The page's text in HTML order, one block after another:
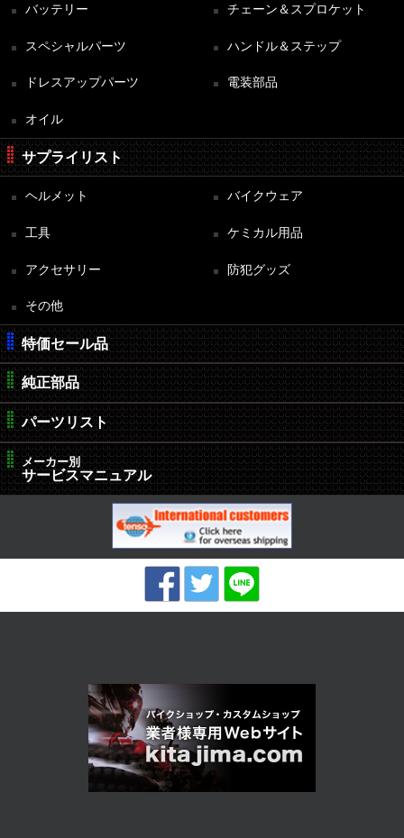
バッテリー チェーン＆スプロケット
スペシャルパーツ ハンドル＆ステップ
ドレスアップパーツ 電装部品
オイル
サプライリスト
ヘルメット バイクウェア
工具 ケミカル用品
アクセサリー 防犯グッズ
その他
特価セール品
純正部品
パーツリスト
メーカー別
サービスマニュアル